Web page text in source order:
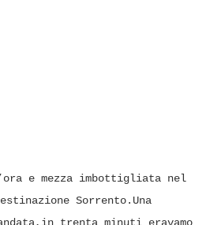
e mezza imbottigliata nel
Sorrento.Una